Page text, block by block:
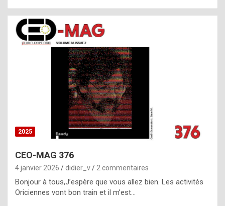
c
h
i
s
t
o
r
p
e
c
2025
CEO-MAG 376
4 janvier 2026 didier_v 2 commentaires
Bonjour à tous,J’espère que vous allez bien. Les activités
Oriciennes vont bon train et il m’est…